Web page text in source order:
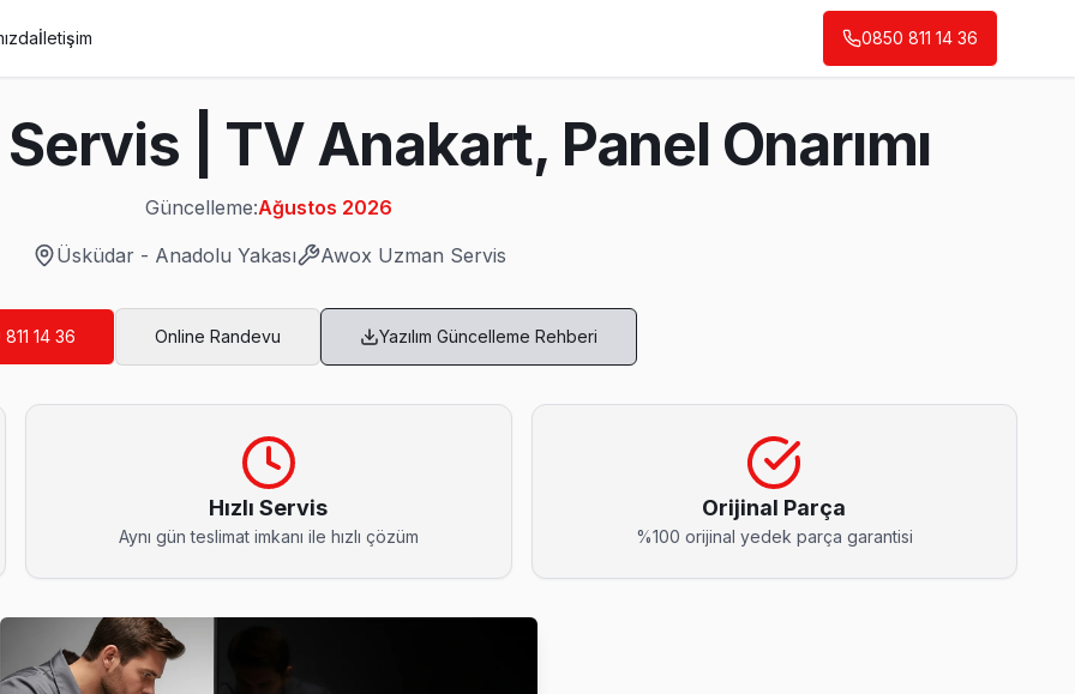
önce maliyet onayınız alınıyor. Üsküdar servisimiz sürpriz fatura çıkarmıyor.
Üsküdar'nın bu bölgesine teknik ekibimiz 1-2 saat içinde ulaşıyor, arıza tespiti ücretsiz.
İletişim 0850 811 14 36
| TV Anakart, Panel Onarımı
Güncelleme:Ağustos 2026
Üsküdar- Anadolu Yakası Awox Uzman Servis
14 36 Online Randevu Yazılım Güncelleme Rehberi
Hızlı Servis
Aynı gün teslimat imkanı ile hızlı çözüm
Orijinal Parça
%100 orijinal yedek parça garantisi